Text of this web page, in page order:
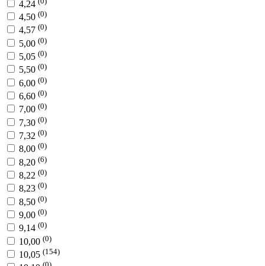
4,24
4,50 (0)
4,57 (0)
5,00 (0)
5,05 (0)
5,50 (0)
6,00 (0)
6,60 (0)
7,00 (0)
7,30 (0)
7,32 (0)
8,00 (0)
8,20 (6)
8,22 (0)
8,23 (0)
8,50 (0)
9,00 (0)
9,14 (0)
10,00 (0)
10,05 (154)